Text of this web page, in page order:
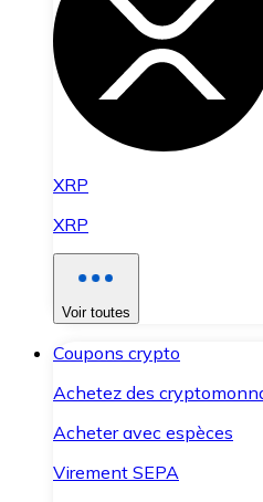
XRP
XRP
Voir toutes
Coupons crypto
Achetez des
Acheter avec espèces
Virement SEPA